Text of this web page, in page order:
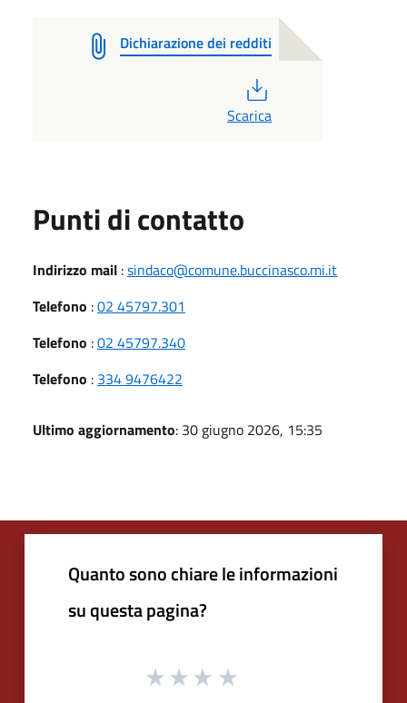
Dichiarazione dei redditi
Scarica
Punti di contatto
Indirizzo mail :sindaco@comune.buccinasco.mi.it
Telefono :02 45797.301
Telefono :02 45797.340
Telefono : 334 9476422
Ultimo aggiornamento: 30 giugno 2026, 15:35
Quanto sono chiare le informazioni
su questa pagina?